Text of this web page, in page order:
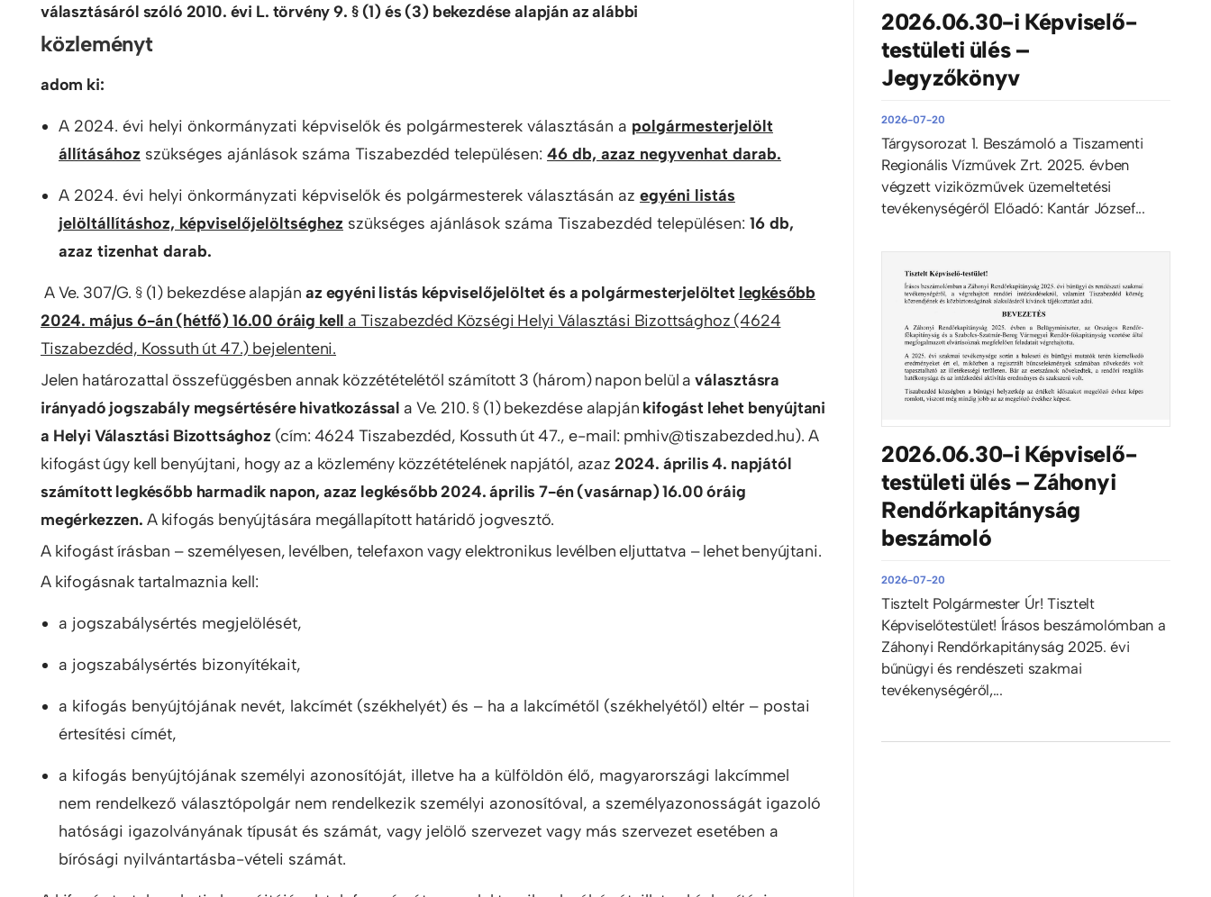
választásáról szóló 2010. évi L. törvény 9. § (1) és (3) bekezdése alapján az alábbi
közleményt
adom ki:
A 2024. évi helyi önkormányzati képviselők és polgármesterek választásán a polgármesterjelölt
állításához szükséges ajánlások száma Tiszabezdéd településen: 46 db, azaz negyvenhat darab.
A 2024. évi helyi önkormányzati képviselők és polgármesterek választásán az egyéni listás
jelöltállításhoz, képviselőjelöltséghez szükséges ajánlások száma Tiszabezdéd településen: 16 db,
azaz tizenhat darab.
A Ve. 307/G. § (1) bekezdése alapján az egyéni listás képviselőjelöltet és a polgármesterjelöltet legkésőbb
2024. május 6-án (hétfő) 16.00 óráig kell a Tiszabezdéd Községi Helyi Választási Bizottsághoz (4624
Tiszabezdéd, Kossuth út 47.) bejelenteni.
Jelen határozattal összefüggésben annak közzétételétől számított 3 (három) napon belül aválasztásra
irányadó jogszabály megsértésére hivatkozással a Ve. 210. § (1) bekezdése alapján kifogást lehet benyújtani
a Helyi Választási Bizottsághoz (cím: 4624 Tiszabezdéd, Kossuth út 47., e-mail: pmhiv@tiszabezded.hu). A
kifogást úgy kell benyújtani, hogy az a közlemény közzétételének napjától, azaz 2024. április 4. napjától
számított legkésőbb harmadik napon, azaz legkésőbb 2024. április 7-én (vasárnap) 16.00 óráig
megérkezzen. A kifogás benyújtására megállapított határidő jogvesztő.
A kifogást írásban – személyesen, levélben, telefaxon vagy elektronikus levélben eljuttatva – lehet benyújtani.
A kifogásnak tartalmaznia kell:
a jogszabálysértés megjelölését,
a jogszabálysértés bizonyítékait,
a kifogás benyújtójának nevét, lakcímét (székhelyét) és – ha a lakcímétől (székhelyétől) eltér – postai
értesítési címét,
a kifogás benyújtójának személyi azonosítóját, illetve ha a külföldön élő, magyarországi lakcímmel
nem rendelkező választópolgár nem rendelkezik személyi azonosítóval, a személyazonosságát igazoló
hatósági igazolványának típusát és számát, vagy jelölő szervezet vagy más szervezet esetében a
bírósági nyilvántartásba-vételi számát.
2026.06.30-i Képviselő-
testületi ülés –
Jegyzőkönyv
2026-07-20
Tárgysorozat 1. Beszámoló a Tiszamenti
Regionális Vízművek Zrt. 2025. évben
végzett viziközművek üzemeltetési
tevékenységéről Előadó: Kantár József...
2026.06.30-i Képviselő-
testületi ülés – Záhonyi
Rendőrkapitányság
beszámoló
2026-07-20
Tisztelt Polgármester Úr! Tisztelt
Képviselőtestület! Írásos beszámolómban a
Záhonyi Rendőrkapitányság 2025. évi
bűnügyi és rendészeti szakmai
tevékenységéről,...